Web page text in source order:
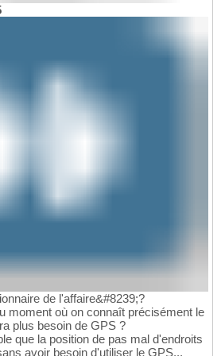
de l'affaire&#8239;?
moment où on connaît précisément le
plus besoin de GPS ?
que la position de pas mal d'endroits
avoir besoin d'utiliser le GPS...